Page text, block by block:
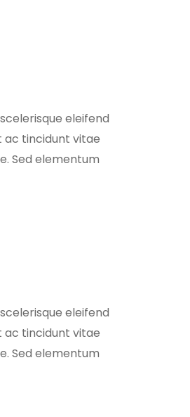
eleifend
ac tincidunt vitae
Sed elementum
mauris […]
eleifend
ac tincidunt vitae
Sed elementum
mauris […]